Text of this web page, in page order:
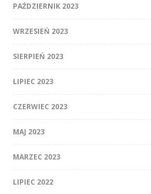
PAŹDZIERNIK 2023
WRZESIEŃ 2023
SIERPIEŃ 2023
LIPIEC 2023
CZERWIEC 2023
MAJ 2023
MARZEC 2023
LIPIEC 2022